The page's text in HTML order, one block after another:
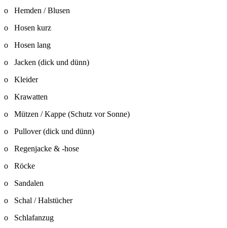
o Hemden / Blusen
o Hosen kurz
o Hosen lang
o Jacken (dick und dünn)
o Kleider
o Krawatten
o Mützen / Kappe (Schutz vor Sonne)
o Pullover (dick und dünn)
o Regenjacke & -hose
o Röcke
o Sandalen
o Schal / Halstücher
o Schlafanzug